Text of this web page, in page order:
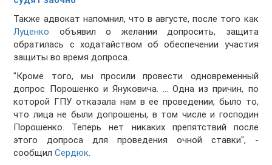
Также адвокат напомнил, что в августе, после того как
Луценко объявил о желании допросить, защита
обратилась с ходатайством об обеспечении участия
защиты во время допроса.
"Кроме того, мы просили провести одновременный
допрос Порошенко и Януковича. ... Одна из причин, по
которой ГПУ отказала нам в ее проведении, было то,
что лица не были допрошены, в том числе и господин
Порошенко. Теперь нет никаких препятствий после
этого допроса для проведения очной ставки", -
сообщилСердюк.